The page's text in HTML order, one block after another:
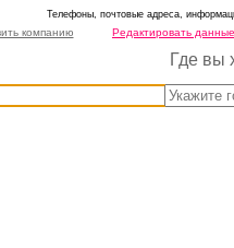
Телефоны, почтовые адреса,
компанию Редактировать
Где вы